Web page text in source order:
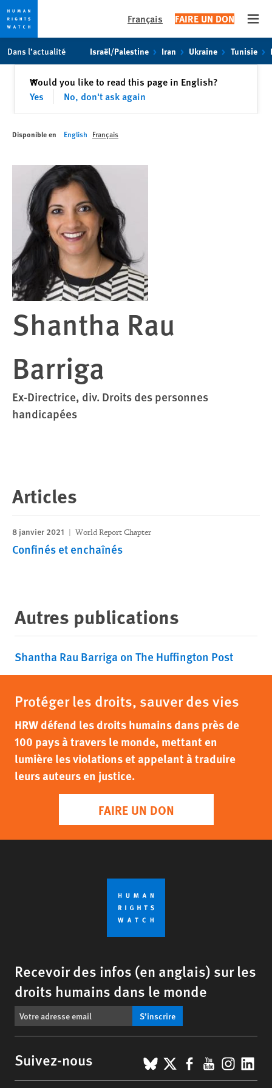
toto
content
Français FAIRE UN DON
Dans l’actualité Israël/Palestine Iran Ukraine Tunisie
Would you like to read this page in English?
Yes
No, don't ask again
✕Fermer
Disponible en English Français
Shantha Rau
Barriga
Ex-Directrice, div. Droits des personnes
handicapées
Articles
8 janvier 2021 World Report Chapter
Confinés et enchaînés
Autres publications
Shantha Rau Barriga on The Huffington Post
Protéger les droits, sauver des vies
HRW défend les droits humains dans près de
100 pays à travers le monde, mettant en
lumière les violations et appelant à traduire
leurs auteurs en justice.
FAIRE UN DON
Recevoir des infos (en anglais) sur les
droits humains dans le monde
S’inscrire
Suivez-nous BlueSky
X Facebook
YouTube